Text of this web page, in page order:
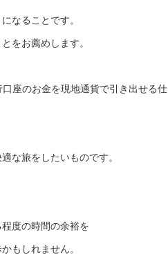
なることです。
をお薦めします。
座のお金を現地通貨で引き出せる仕
な旅をしたいものです。
度の時間の余裕を
もしれません。